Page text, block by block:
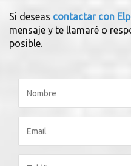
Si deseas contactar con
mensaje y te llamaré o
posible.